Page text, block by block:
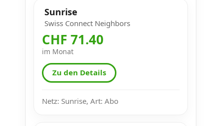
Sunrise
Swiss Connect Neighbors
CHF 71.40
im Monat
Zu den Details
Netz: Sunrise, Art: Abo